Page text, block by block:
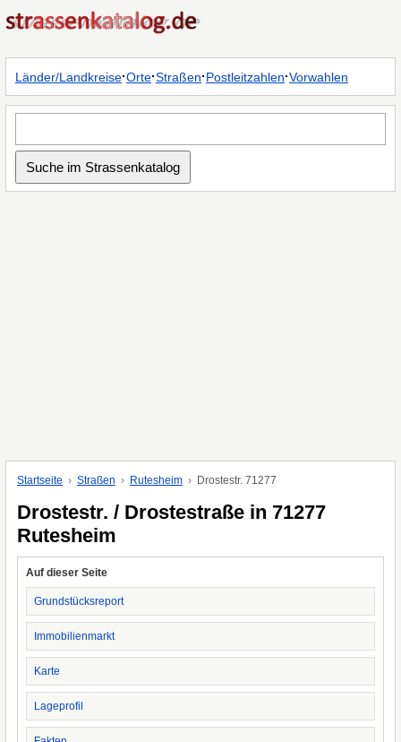
Länder/Landkreise·Orte·Straßen·Postleitzahlen·Vorwahlen
Startseite Straßen Rutesheim Drostestr. 71277
Drostestr. / Drostestraße in 71277
Rutesheim
Auf dieser Seite
Grundstücksreport
Immobilienmarkt
Karte
Lageprofil